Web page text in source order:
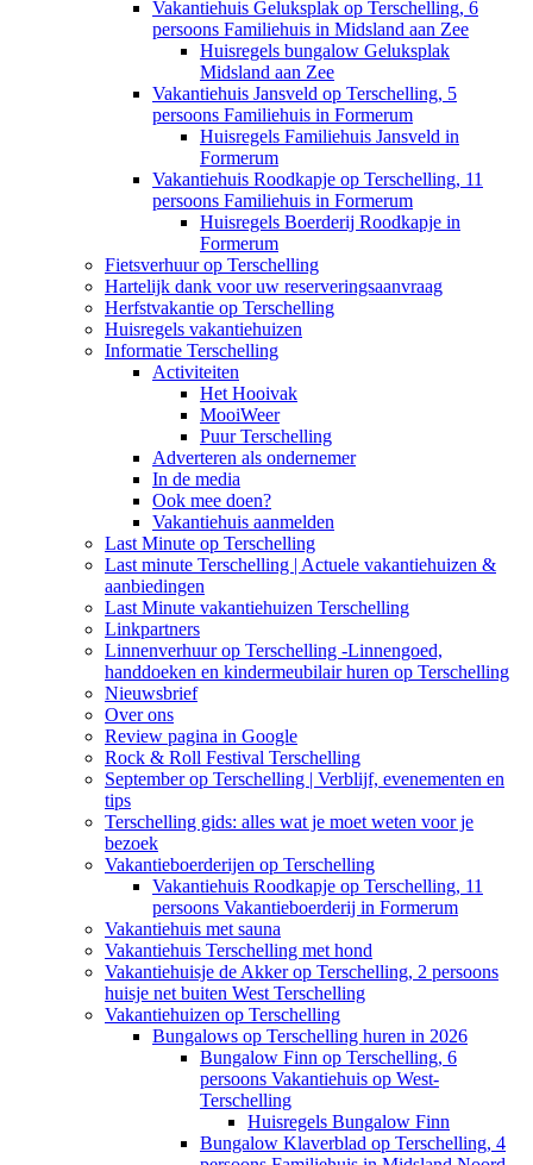
Vakantiehuis Geluksplak op Terschelling, 6
persoons Familiehuis in Midsland aan Zee
Huisregels bungalow Geluksplak
Midsland aan Zee
Vakantiehuis Jansveld op Terschelling, 5
persoons Familiehuis in Formerum
Huisregels Familiehuis Jansveld in
Formerum
Vakantiehuis Roodkapje op Terschelling, 11
persoons Familiehuis in Formerum
Huisregels Boerderij Roodkapje in
Formerum
Fietsverhuur op Terschelling
Hartelijk dank voor uw reserveringsaanvraag
Herfstvakantie op Terschelling
Huisregels vakantiehuizen
Informatie Terschelling
Activiteiten
Het Hooivak
MooiWeer
Puur Terschelling
Adverteren als ondernemer
In de media
Ook mee doen?
Vakantiehuis aanmelden
Last Minute op Terschelling
Last minute Terschelling | Actuele vakantiehuizen &
aanbiedingen
Last Minute vakantiehuizen Terschelling
Linkpartners
Linnenverhuur op Terschelling -Linnengoed,
handdoeken en kindermeubilair huren op Terschelling
Nieuwsbrief
Over ons
Review pagina in Google
Rock & Roll Festival Terschelling
September op Terschelling | Verblijf, evenementen en
tips
Terschelling gids: alles wat je moet weten voor je
bezoek
Vakantieboerderijen op Terschelling
Vakantiehuis Roodkapje op Terschelling, 11
persoons Vakantieboerderij in Formerum
Vakantiehuis met sauna
Vakantiehuis Terschelling met hond
Vakantiehuisje de Akker op Terschelling, 2 persoons
huisje net buiten West Terschelling
Vakantiehuizen op Terschelling
Bungalows op Terschelling huren in 2026
Bungalow Finn op Terschelling, 6
persoons Vakantiehuis op West-
Terschelling
Huisregels Bungalow Finn
Bungalow Klaverblad op Terschelling, 4